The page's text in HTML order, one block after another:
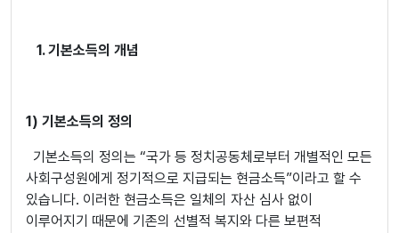
1. 기본소득의 개념
1) 기본소득의 정의
기본소득의 정의는 “국가 등 정치공동체로부터 개별적인 모든
사회구성원에게 정기적으로 지급되는 현금소득”이라고 할 수
있습니다. 이러한 현금소득은 일체의 자산 심사 없이
이루어지기 때문에 기존의 선별적 복지와 다른 보편적